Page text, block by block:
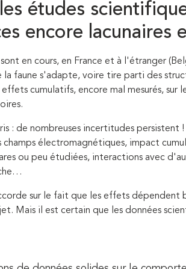
études
encore lacunaires
en cours, en France et à l'étranger
faune s'adapte, voire tire parti des
cumulatifs, encore mal mesurés, sur
: de nombreuses incertitudes persistent !
électromagnétiques, impact
ou peu étudiées, interactions avec
sur le fait que les effets
Mais il est certain que les données